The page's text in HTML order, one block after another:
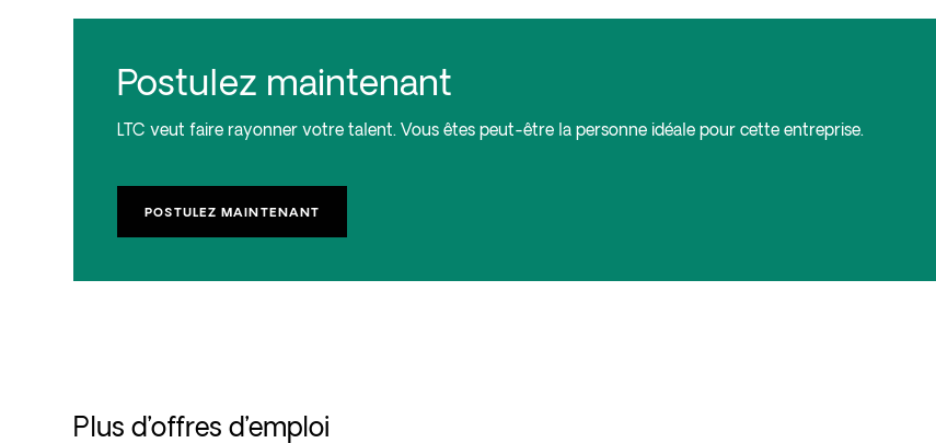
Postulez maintenant
LTC veut faire rayonner votre talent. Vous êtes peut-être la personne idéale pour cette entreprise.
POSTULEZ MAINTENANT
Plus d’offres d’emploi